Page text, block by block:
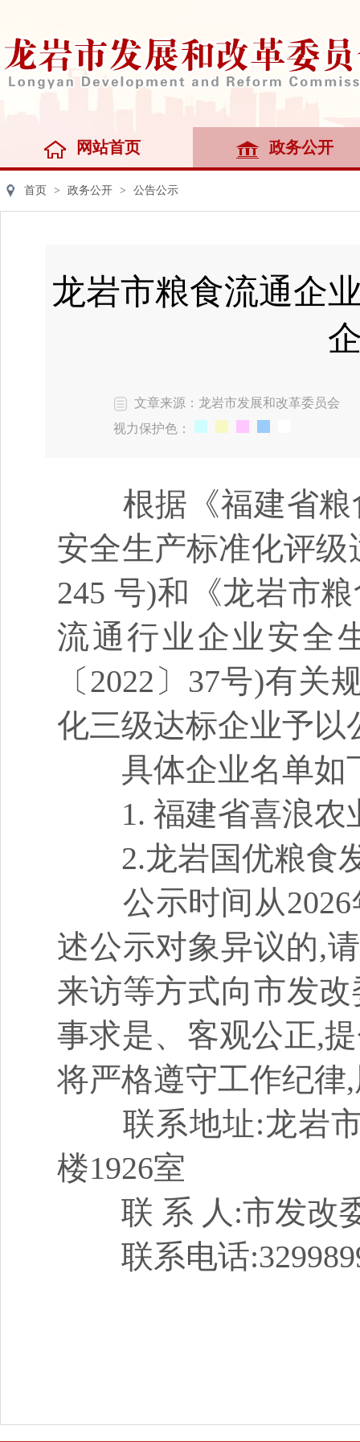
网站首页 政务公开
首页 > 政务公开 > 公告公示
龙岩市粮食流通企
文章来源：龙岩市发展和改革委员会
视力保护色：
根据《福建省粮
安全生产标准化评级
245 号)和《龙岩市
流通行业企业安全
〔2022〕37号)有
化三级达标企业予以
具体企业名单如
1. 福建省喜浪农
2.龙岩国优粮食
公示时间从2026
述公示对象异议的,
来访等方式向市发
事求是、客观公正,
将严格遵守工作纪律
联系地址:龙岩市
楼1926室
联 系 人:市发改委
联系电话